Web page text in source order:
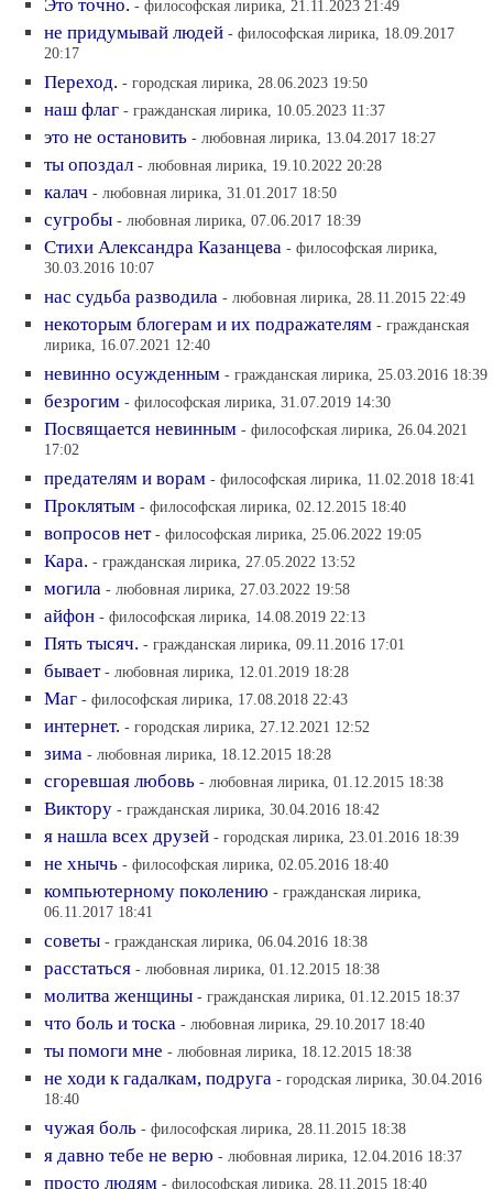
Это точно. - философская лирика, 21.11.2023 21:49
не придумывай людей - философская лирика, 18.09.2017
20:17
Переход. - городская лирика, 28.06.2023 19:50
наш флаг - гражданская лирика, 10.05.2023 11:37
это не остановить - любовная лирика, 13.04.2017 18:27
ты опоздал - любовная лирика, 19.10.2022 20:28
калач - любовная лирика, 31.01.2017 18:50
сугробы - любовная лирика, 07.06.2017 18:39
Стихи Александра Казанцева - философская лирика,
30.03.2016 10:07
нас судьба разводила - любовная лирика, 28.11.2015 22:49
некоторым блогерам и их подражателям - гражданская
лирика, 16.07.2021 12:40
невинно осужденным - гражданская лирика, 25.03.2016 18:39
безрогим - философская лирика, 31.07.2019 14:30
Посвящается невинным - философская лирика, 26.04.2021
17:02
предателям и ворам - философская лирика, 11.02.2018 18:41
Проклятым - философская лирика, 02.12.2015 18:40
вопросов нет - философская лирика, 25.06.2022 19:05
Кара. - гражданская лирика, 27.05.2022 13:52
могила - любовная лирика, 27.03.2022 19:58
айфон - философская лирика, 14.08.2019 22:13
Пять тысяч. - гражданская лирика, 09.11.2016 17:01
бывает - любовная лирика, 12.01.2019 18:28
Маг - философская лирика, 17.08.2018 22:43
интернет. - городская лирика, 27.12.2021 12:52
зима - любовная лирика, 18.12.2015 18:28
сгоревшая любовь - любовная лирика, 01.12.2015 18:38
Виктору - гражданская лирика, 30.04.2016 18:42
я нашла всех друзей - городская лирика, 23.01.2016 18:39
не хнычь - философская лирика, 02.05.2016 18:40
компьютерному поколению - гражданская лирика,
06.11.2017 18:41
советы - гражданская лирика, 06.04.2016 18:38
расстаться - любовная лирика, 01.12.2015 18:38
молитва женщины - гражданская лирика, 01.12.2015 18:37
что боль и тоска - любовная лирика, 29.10.2017 18:40
ты помоги мне - любовная лирика, 18.12.2015 18:38
не ходи к гадалкам, подруга - городская лирика, 30.04.2016
18:40
чужая боль - философская лирика, 28.11.2015 18:38
я давно тебе не верю - любовная лирика, 12.04.2016 18:37
просто людям - философская лирика, 28.11.2015 18:40